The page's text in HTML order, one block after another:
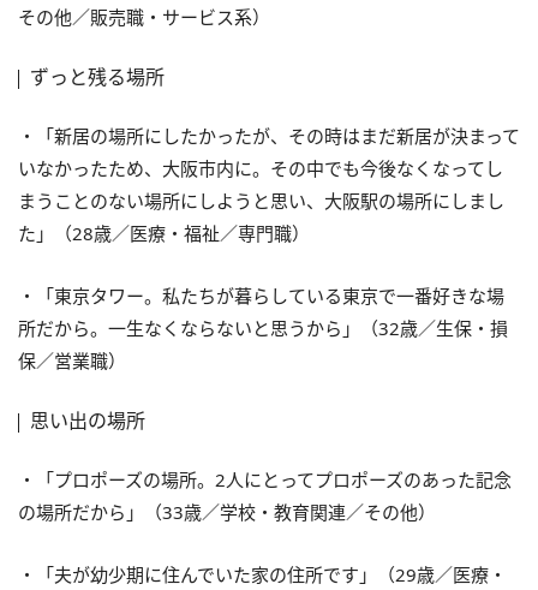
その他／販売職・サービス系）
ずっと残る場所
・「新居の場所にしたかったが、その時はまだ新居が決まって
いなかったため、大阪市内に。その中でも今後なくなってし
まうことのない場所にしようと思い、大阪駅の場所にしまし
た」（28歳／医療・福祉／専門職）
・「東京タワー。私たちが暮らしている東京で一番好きな場
所だから。一生なくならないと思うから」（32歳／生保・損
保／営業職）
思い出の場所
・「プロポーズの場所。2人にとってプロポーズのあった記念
の場所だから」（33歳／学校・教育関連／その他）
・「夫が幼少期に住んでいた家の住所です」（29歳／医療・